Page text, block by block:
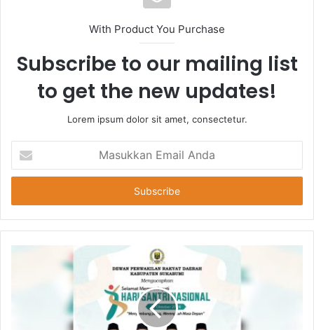
With Product You Purchase
Subscribe to our mailing list
to get the new updates!
Lorem ipsum dolor sit amet, consectetur.
Email
Anda